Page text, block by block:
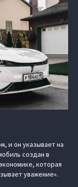
и он указывает на
создан в
которая
уважение».